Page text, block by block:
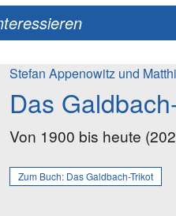
Stefan Appenowitz und
Das
Von 1900 bis heute
Zum Buch: Das Galdbach-Trikot